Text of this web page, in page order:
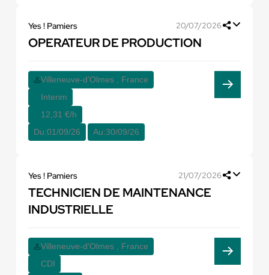
Yes ! Pamiers 20/07/2026
OPERATEUR DE PRODUCTION
Villeneuve-d'Olmes , France
Interim
12,31 €/h
Du:01/09/26 Au:30/09/26
Yes ! Pamiers 21/07/2026
TECHNICIEN DE MAINTENANCE
INDUSTRIELLE
Villeneuve-d'Olmes , France
CDI